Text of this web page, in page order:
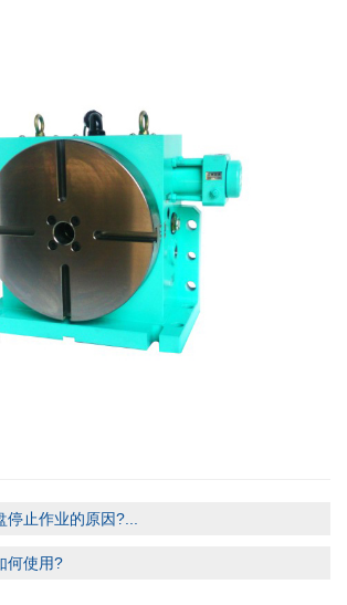
停止作业的原因?...
何使用?